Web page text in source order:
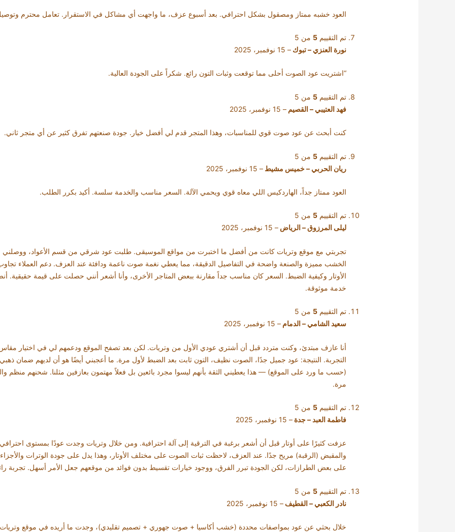
العود خشبه ممتاز ومصقول بشكل احترافي. بعد أسبوع عزف، ما واجهت أي مشاكل في الاستقرار. تعامل محترم
تم التقييم5 من 5
نورة العنزي – تبوك– 15 نوفمبر، 2025
“اشتريت عود الصوت أحلى مما توقعت وثبات التون رائع. شكراً على الجودة العالية.
تم التقييم5 من 5
فهد العتيبي – القصيم– 15 نوفمبر، 2025
كنت أبحث عن عود صوت قوي للمناسبات، وهذا المتجر قدم لي أفضل خيار. جودة صنعتهم تفرق كثير عن أي متجر ثاني.
تم التقييم5 من 5
ريان الحربي – خميس مشيط– 15 نوفمبر، 2025
العود ممتاز جداً، الهاردكيس اللي معاه قوي ويحمي الآلة. السعر مناسب والخدمة سلسة. أكيد بكرر الطلب.
تم التقييم5 من 5
ليلى المرزوق – الرياض– 15 نوفمبر، 2025
تجربتي مع موقع وتريات كانت من أفضل ما اختبرت من مواقع الموسيقى. طلبت عود شرقي من قسم الأعواد، ووصلني
الخشب مميزة والصنعة واضحة في التفاصيل الدقيقة، مما يعطي نغمة صوت ناعمة ودافئة عند العزف. دعم العملاء
الأوتار وكيفية الضبط. السعر كان مناسب جداً مقارنة ببعض المتاجر الأخرى، وأنا أشعر أنني حصلت على قيمة
خدمة موثوقة.
تم التقييم5 من 5
سعيد الشامي – الدمام– 15 نوفمبر، 2025
أنا عازف مبتدئ، وكنت متردد قبل أن أشتري عودي الأول من وتريات. لكن بعد تصفح الموقع ودعمهم لي في اختيار
التجربة. النتيجة: عود جميل جدًا، الصوت نظيف، التون ثابت بعد الضبط لأول مرة. ما أعجبني أيضًا هو أن لديهم ضمان
(حسب ما ورد على الموقع) — هذا يعطيني الثقة بأنهم ليسوا مجرد بائعين بل فعلاً مهتمون بعازفين مثلنا. شحنهم منظم
مرة.
تم التقييم5 من 5
فاطمة العبد – جدة– 15 نوفمبر، 2025
عزفت كثيرًا على أوتار قبل أن أشعر برغبة في الترقية إلى آلة احترافية. ومن خلال وتريات وجدت عودًا بمستوى
والمقبض (الرقبة) مريح جدًا. عند العزف، لاحظت ثبات الصوت على مختلف الأوتار، وهذا يدل على جودة الوترات
على بعض الطرازات، لكن الجودة تبرر الفرق، ووجود خيارات تقسيط بدون فوائد من موقعهم جعل الأمر أسهل. تجربة
تم التقييم5 من 5
نادر الكعبي – القطيف– 15 نوفمبر، 2025
خلال بحثي عن عود بمواصفات محددة (خشب أكاسيا + صوت جهوري + تصميم تقليدي)، وجدت ما أريده في موقع وتريات.